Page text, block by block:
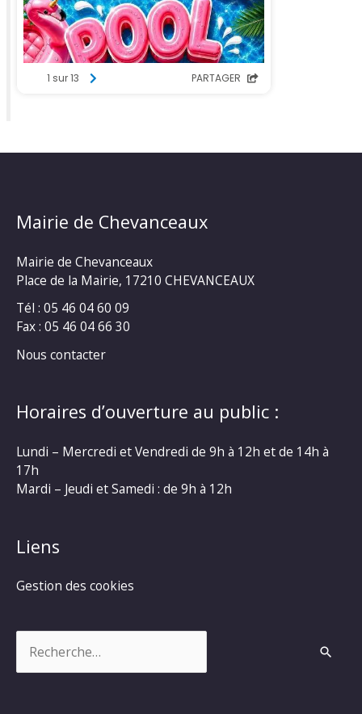
Mairie de Chevanceaux
Mairie de Chevanceaux
Place de la Mairie, 17210 CHEVANCEAUX
Tél : 05 46 04 60 09
Fax : 05 46 04 66 30
Nous contacter
Horaires d’ouverture au public :
Lundi – Mercredi et Vendredi de 9h à 12h et de 14h à
17h
Mardi – Jeudi et Samedi : de 9h à 12h
Liens
Gestion des cookies